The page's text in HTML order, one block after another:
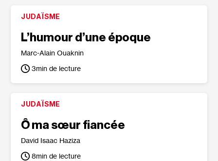
JUDAÏSME
L’humour d’une époque
Marc-Alain Ouaknin
3min de lecture
JUDAÏSME
Ô ma sœur fiancée
David Isaac Haziza
8min de lecture